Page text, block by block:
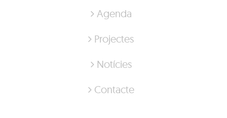
Agenda
Projectes
Notícies
Contacte